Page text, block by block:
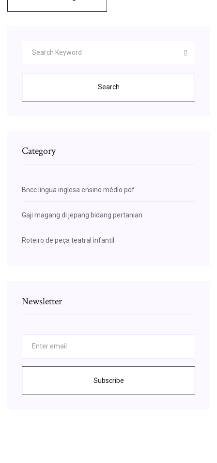
Search
Category
Bncc lingua inglesa ensino médio pdf
Gaji magang di jepang bidang pertanian
Roteiro de peça teatral infantil
Newsletter
Subscribe